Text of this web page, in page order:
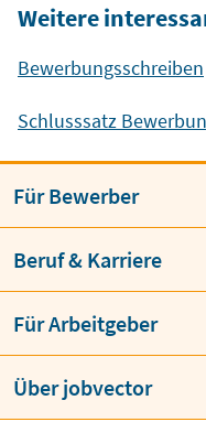
Weitere
Bewerbungsschreiben
Schlusssatz
Für Bewerber
Beruf & Karriere
Für Arbeitgeber
Über jobvector